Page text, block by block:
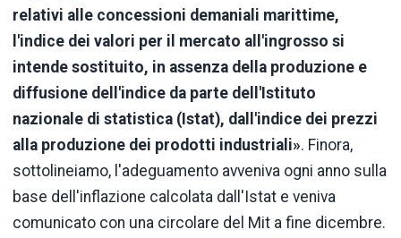
relativi alle concessioni demaniali marittime,
l'indice dei valori per il mercato all'ingrosso si
intende sostituito, in assenza della produzione e
diffusione dell'indice da parte dell'Istituto
nazionale di statistica (Istat), dall'indice dei prezzi
alla produzione dei prodotti industriali». Finora,
sottolineiamo, l'adeguamento avveniva ogni anno sulla
base dell'inflazione calcolata dall'Istat e veniva
comunicato con una circolare del Mit a fine dicembre.